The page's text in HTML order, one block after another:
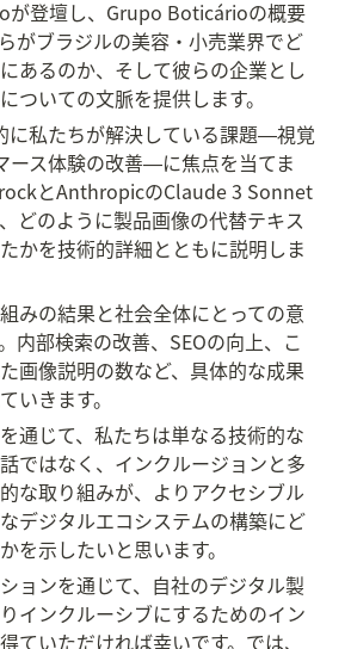
が登壇し、Grupo Boticárioの概要
がブラジルの美容・小売業界でど
あるのか、そして彼らの企業とし
ついての文脈を提供します。
に私たちが解決している課題―視覚
ース体験の改善―に焦点を当てま
とAnthropicのClaude 3 Sonnet
どのように製品画像の代替テキス
かを技術的詳細とともに説明しま
みの結果と社会全体にとっての意
内部検索の改善、SEOの向上、こ
画像説明の数など、具体的な成果
いきます。
通じて、私たちは単なる技術的な
ではなく、インクルージョンと多
な取り組みが、よりアクセシブル
デジタルエコシステムの構築にど
を示したいと思います。
ョンを通じて、自社のデジタル製
インクルーシブにするためのイン
ていただければ幸いです。では、